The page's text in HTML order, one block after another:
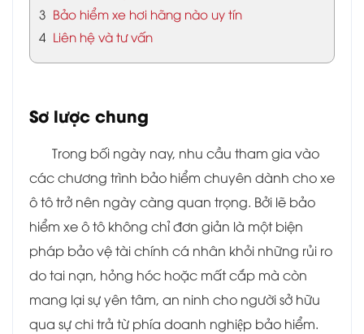
3 Bảo hiểm xe hơi hãng nào uy tín
4 Liên hệ và tư vấn
Sơ lược chung
Trong bối ngày nay, nhu cầu tham gia vào
các chương trình bảo hiểm chuyên dành cho xe
ô tô trở nên ngày càng quan trọng. Bởi lẽ bảo
hiểm xe ô tô không chỉ đơn giản là một biện
pháp bảo vệ tài chính cá nhân khỏi những rủi ro
do tai nạn, hỏng hóc hoặc mất cắp mà còn
mang lại sự yên tâm, an ninh cho người sở hữu
qua sự chi trả từ phía doanh nghiệp bảo hiểm.